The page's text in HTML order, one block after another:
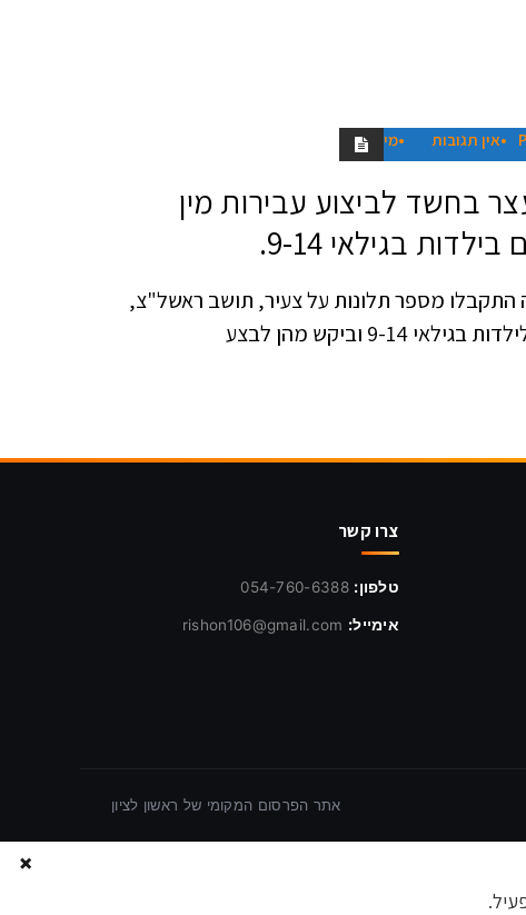
אין תגובות מיקי אלון
בחשד לביצוע עבירות מין
בגילאי 9-14.
התקבלו מספר תלונות על צעיר, תושב ראשל"צ,
14 וביקש מהן לבצע
צרו קשר
טלפון: 054-760-6388
אימייל: rishon106@gmail.com
אתר הפרסום המקומי של ראשון לציון
×